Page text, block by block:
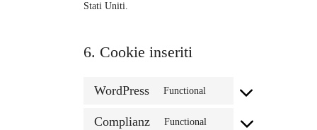
Stati Uniti.
6. Cookie inseriti
WordPress FunctionalConsent
Complianz FunctionalConsent